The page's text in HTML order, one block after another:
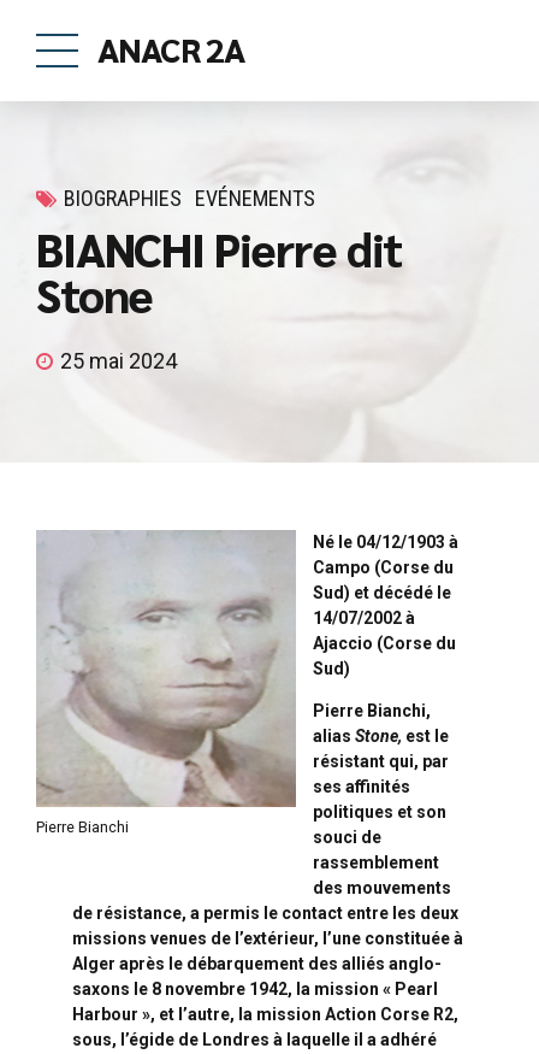
ANACR 2A
BIOGRAPHIES EVÉNEMENTS
BIANCHI Pierre dit
Stone
25 mai 2024
Pierre Bianchi
Né le 04/12/1903 à
Campo (Corse du
Sud) et décédé le
14/07/2002 à
Ajaccio (Corse du
Sud)
Pierre Bianchi,
alias Stone, est le
résistant qui, par
ses affinités
politiques et son
souci de
rassemblement
des mouvements
de résistance, a permis le contact entre les deux
missions venues de l’extérieur, l’une constituée à
Alger après le débarquement des alliés anglo-
saxons le 8 novembre 1942, la mission « Pearl
Harbour », et l’autre, la mission Action Corse R2,
sous, l’égide de Londres à laquelle il a adhéré